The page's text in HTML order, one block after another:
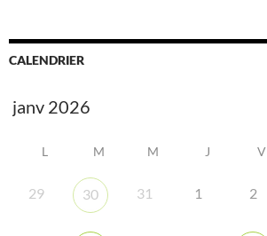
CALENDRIER
L M M J V
29 30 31 1 2